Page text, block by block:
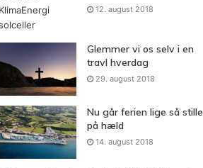
12. august 2018
Glemmer vi os selv i en
travl hverdag
29. august 2018
Nu går ferien lige så stille
på hæld
14. august 2018